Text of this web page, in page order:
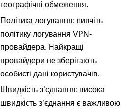
географічні обмеження.
Політика логування: вивчіть
політику логування VPN-
провайдера. Найкращі
провайдери не зберігають
особисті дані користувачів.
Швидкість з’єднання: висока
швидкість з’єднання є важливою